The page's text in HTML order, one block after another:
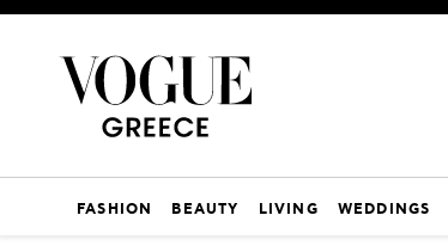
FASHION BEAUTY LIVING WEDDINGS